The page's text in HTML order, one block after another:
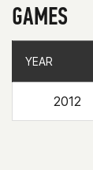
GAMES
YEAR
2012
YEAR